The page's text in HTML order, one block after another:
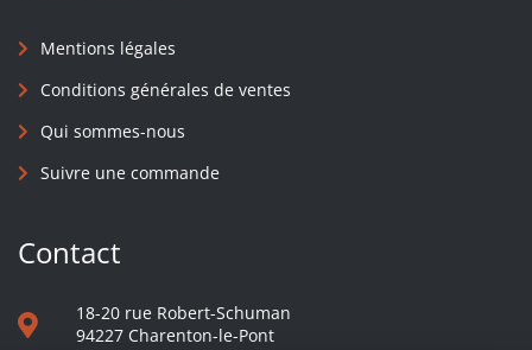
Mentions légales
Conditions générales de ventes
Qui sommes-nous
Suivre une commande
Contact
18-20 rue Robert-Schuman
94227 Charenton-le-Pont